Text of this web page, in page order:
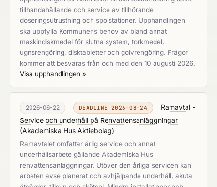
tillhandahållande och service av tillhörande
doseringsutrustning och spolstationer. Upphandlingen
ska uppfylla Kommunens behov av bland annat
maskindiskmedel för slutna system, torkmedel,
ugnsrengöring, disktabletter och golvrengöring. Frågor
kommer att besvaras från och med den 10 augusti 2026.
Visa upphandlingen »
2026-06-22 DEADLINE 2026-08-24
Ramavtal -
Service och underhåll på Renvattensanläggningar
(Akademiska Hus Aktiebolag)
Ramavtalet omfattar årlig service och annat
underhållsarbete gällande Akademiska Hus
renvattensanläggningar. Utöver den årliga servicen kan
arbeten avse planerat och avhjälpande underhåll, akuta